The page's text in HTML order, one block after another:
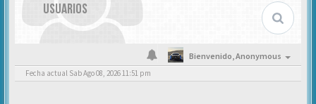
USUARIOS
Bienvenido,Anonymous
Fecha actual Sab Ago 08, 2026 11:51 pm